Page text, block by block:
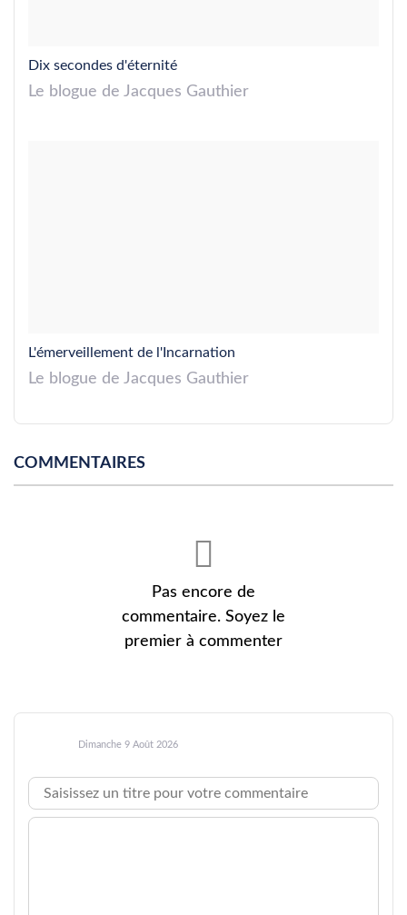
Dix secondes d'éternité
Le blogue de Jacques Gauthier
L'émerveillement de l'Incarnation
Le blogue de Jacques Gauthier
COMMENTAIRES
Pas encore de
commentaire. Soyez le
premier à commenter
Dimanche 9 Août 2026